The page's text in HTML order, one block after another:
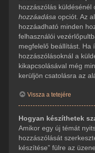
hozzászólás küldésénél
hozzáadása opciót. Az
hozzáadható minden
felhasználói
megfelelő beállítást. Ha
hozzászólásoknál a
kikapcsolásával még
kerüljön csatolásra az
Vissza a tetejére
Hogyan készíthetek
Amikor egy új témát
hozzászólását
készítése” fülre az